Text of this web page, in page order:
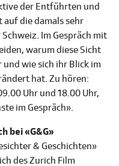
der Entführten und
die damals sehr
Im Gespräch mit
warum diese Sicht
wie sich ihr Blick im
hat. Zu hören:
Uhr und 18.00 Uhr,
im Gespräch».
bei «G&G»
& Geschichten»
des Zurich Film